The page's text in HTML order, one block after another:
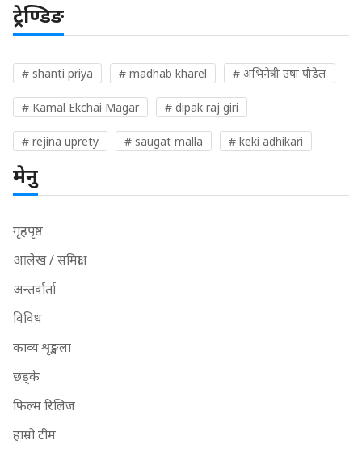
ट्रेण्डिङ
# shanti priya # madhab kharel # अभिनेत्री उषा पौडेल
# Kamal Ekchai Magar # dipak raj giri
# rejina uprety # saugat malla # keki adhikari
मेनु
गृहपृष्ठ
आलेख / समिक्षा
अन्तर्वार्ता
विविध
काव्य शृङ्खला
छड्के
फिल्म रिलिज
हाम्रो टीम